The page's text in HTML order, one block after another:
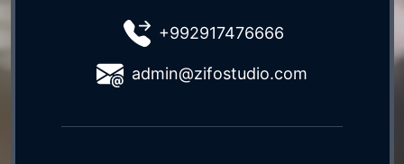
+992917476666
admin@zifostudio.com